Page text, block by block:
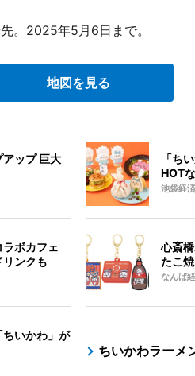
。2025年5月6日まで。
地図を見る
ップ 巨大
「ち
HOT
池袋経
ボカフェ
ンクも
心斎
たこ
なんば
いかわ」が
ちいかわラーメ